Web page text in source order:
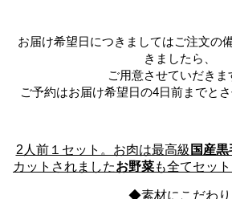
お届け希望日につきましてはご注文の
きましたら、
ご用意させていだきま
ご予約はお届け希望日の4日前までとさ
2人前１セット。お肉は最高級 国産
カットされましたお野菜も全てセッ
◆素材にこだわり